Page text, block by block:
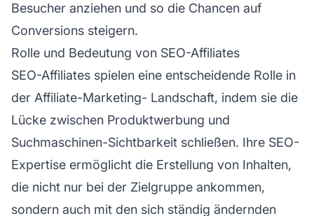
Besucher anziehen und so die Chancen auf
Conversions steigern.
Rolle und Bedeutung von SEO-Affiliates
SEO-Affiliates spielen eine entscheidende Rolle in
der Affiliate-Marketing- Landschaft, indem sie die
Lücke zwischen Produktwerbung und
Suchmaschinen-Sichtbarkeit schließen. Ihre SEO-
Expertise ermöglicht die Erstellung von Inhalten,
die nicht nur bei der Zielgruppe ankommen,
sondern auch mit den sich ständig ändernden